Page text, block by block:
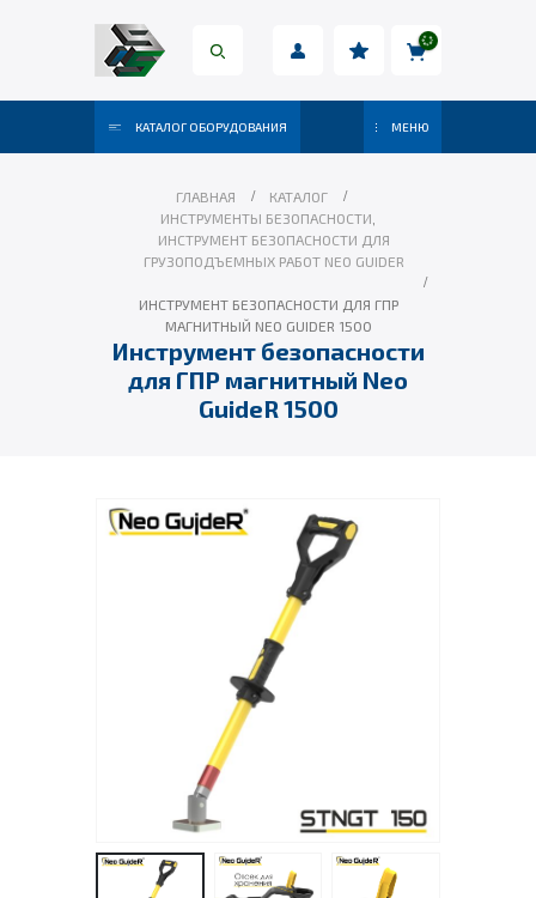
КАТАЛОГ ОБОРУДОВАНИЯ МЕНЮ
ГЛАВНАЯ
КАТАЛОГ
ИНСТРУМЕНТЫ БЕЗОПАСНОСТИ
ИНСТРУМЕНТ БЕЗОПАСНОСТИ ДЛЯ
ГРУЗОПОДЪЕМНЫХ РАБОТ NEO GUIDER
ИНСТРУМЕНТ БЕЗОПАСНОСТИ ДЛЯ ГПР
МАГНИТНЫЙ NEO GUIDER 1500
Инструмент безопасности
для ГПР магнитный Neo
GuideR 1500